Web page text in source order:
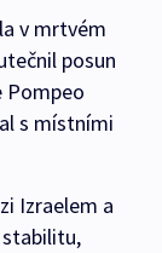
v mrtvém
posun
Pompeo
s místními
Izraelem a